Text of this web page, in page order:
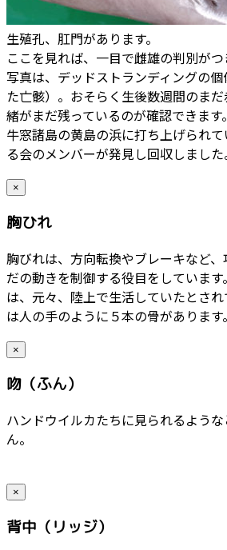
生殖孔、肛門があります。
ここを見れば、一目で雌雄の判別がつ
写真は、デッドストランディングの
た亡骸）。おそらく生後数週間のま
緒がまだ残っているのが確認できます。
牛窓諸島の黄島の浜に打ち上げられ
る会のメンバーが発見し回収しました
×
胸ひれ
胸びれは、方向転換やブレーキなど
だの動きを制御する役目をしていま
は、元々、陸上で生活していたとさ
は人の手のように５本の骨があります。
×
吻（ふん）
ハンドウイルカたちに見られるよう
ん。
×
背中（リッジ）